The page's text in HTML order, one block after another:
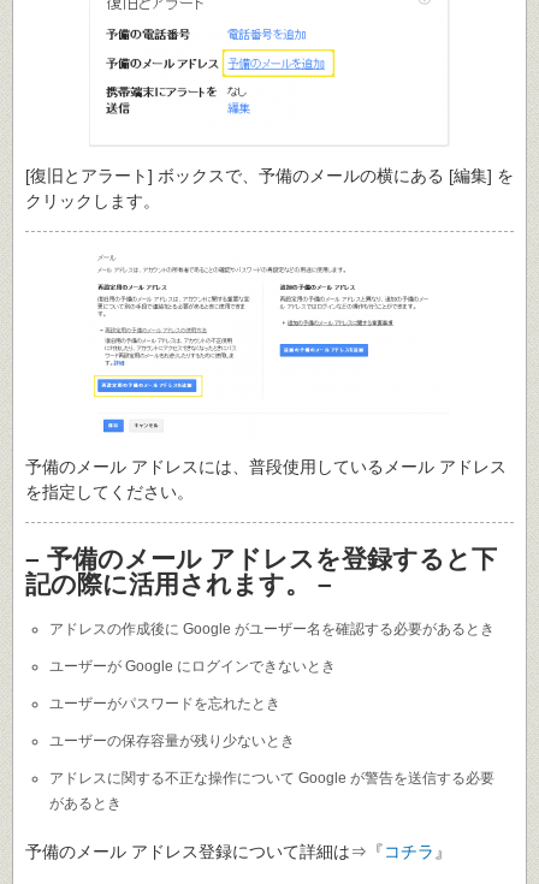
[復旧とアラート] ボックスで、予備のメールの横にある [編集] を
クリックします。
予備のメール アドレスには、普段使用しているメール アドレス
を指定してください。
– 予備のメール アドレスを登録すると下
記の際に活用されます。 –
アドレスの作成後に Google がユーザー名を確認する必要があるとき
ユーザーが Google にログインできないとき
ユーザーがパスワードを忘れたとき
ユーザーの保存容量が残り少ないとき
アドレスに関する不正な操作について Google が警告を送信する必要
があるとき
予備のメール アドレス登録について詳細は⇒『コチラ 』